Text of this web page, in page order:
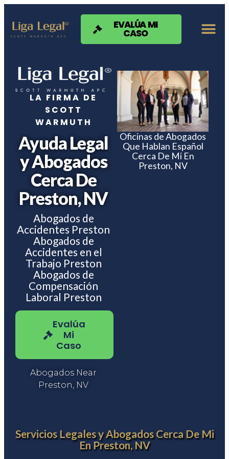
Nota:
sitio
web
accesibilidad.
EVALÚA MI
CASO
LA FIRMA DE
SCOTT
WARMUTH
Ayuda Legal
y Abogados
Cerca De
Preston, NV
Abogados de
Accidentes Preston
Abogados de
Accidentes en el
Trabajo Preston
Abogados de
Compensación
Laboral Preston
Evalúa
Mi
Caso
Abogados Near
Preston, NV
Oficinas de Abogados
Que Hablan Español
Cerca De Mi En
Preston, NV
Servicios Legales y Abogados Cerca De Mi
En Preston, NV